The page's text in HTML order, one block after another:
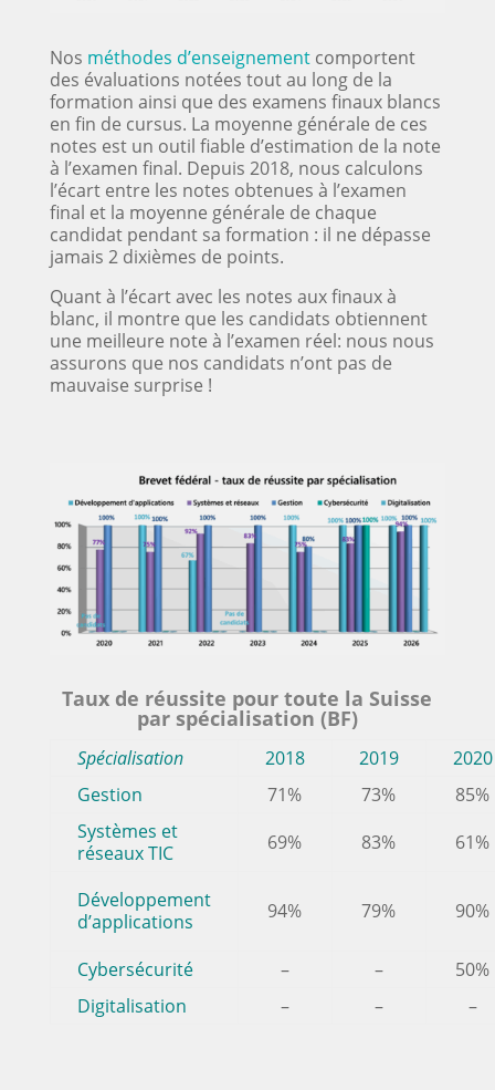
Nos méthodes d’enseignementcomportent
des évaluations notées tout au long de la
formation ainsi que des examens finaux blancs
en fin de cursus. La moyenne générale de ces
notes est un outil fiable d’estimation de la note
à l’examen final. Depuis 2018, nous calculons
l’écart entre les notes obtenues à l’examen
final et la moyenne générale de chaque
candidat pendant sa formation : il ne dépasse
jamais 2 dixièmes de points.
Quant à l’écart avec les notes aux finaux à
blanc, il montre que les candidats obtiennent
une meilleure note à l’examen réel: nous nous
assurons que nos candidats n’ont pas de
mauvaise surprise !
Taux de réussite pour toute la Suisse
par spécialisation (BF)
Spécialisation 2018 2019
2020
Gestion
71% 73%
85%
Systèmes et
réseaux TIC
69% 83% 61%
Développement
d’applications
94% 79% 90%
Cybersécurité – –
50%
Digitalisation
– – –